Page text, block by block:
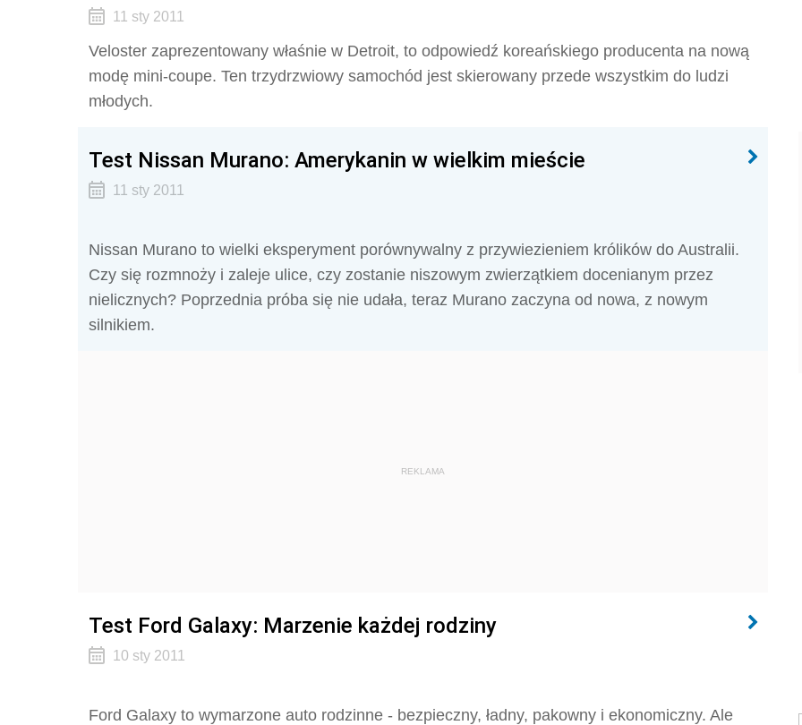
11 sty 2011
Veloster zaprezentowany właśnie w Detroit, to odpowiedź koreańskiego producenta na nową
modę mini-coupe. Ten trzydrzwiowy samochód jest skierowany przede wszystkim do ludzi
młodych.
Test Nissan Murano: Amerykanin w wielkim mieście
11 sty 2011
Nissan Murano to wielki eksperyment porównywalny z przywiezieniem królików do Australii.
Czy się rozmnoży i zaleje ulice, czy zostanie niszowym zwierzątkiem docenianym przez
nielicznych? Poprzednia próba się nie udała, teraz Murano zaczyna od nowa, z nowym
silnikiem.
REKLAMA
Test Ford Galaxy: Marzenie każdej rodziny
10 sty 2011
Ford Galaxy to wymarzone auto rodzinne - bezpieczny, ładny, pakowny i ekonomiczny. Ale